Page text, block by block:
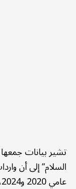
تشير بيانات
السلام” إلى أن